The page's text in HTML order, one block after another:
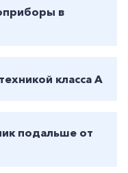
в
класса А
подальше от